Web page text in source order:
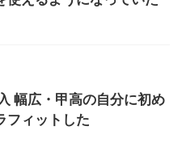
幅広・甲高の自分に初め
フィットした